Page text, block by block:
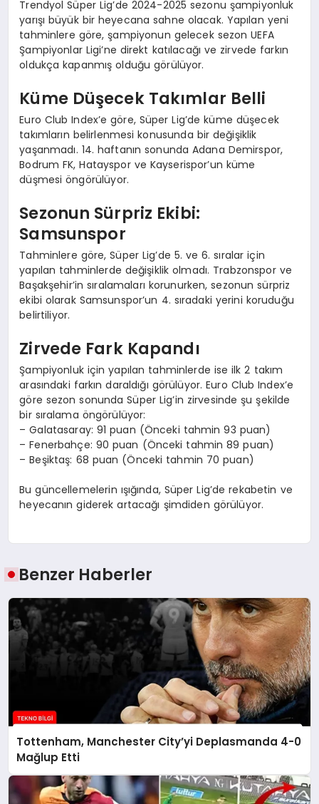
Trendyol Süper Lig’de 2024-2025 sezonu şampiyonluk
yarışı büyük bir heyecana sahne olacak. Yapılan yeni
tahminlere göre, şampiyonun gelecek sezon UEFA
Şampiyonlar Ligi’ne direkt katılacağı ve zirvede farkın
oldukça kapanmış olduğu görülüyor.
Küme Düşecek Takımlar Belli
Euro Club Index’e göre, Süper Lig’de küme düşecek
takımların belirlenmesi konusunda bir değişiklik
yaşanmadı. 14. haftanın sonunda Adana Demirspor,
Bodrum FK, Hatayspor ve Kayserispor’un küme
düşmesi öngörülüyor.
Sezonun Sürpriz Ekibi:
Samsunspor
Tahminlere göre, Süper Lig’de 5. ve 6. sıralar için
yapılan tahminlerde değişiklik olmadı. Trabzonspor ve
Başakşehir’in sıralamaları korunurken, sezonun sürpriz
ekibi olarak Samsunspor’un 4. sıradaki yerini koruduğu
belirtiliyor.
Zirvede Fark Kapandı
Şampiyonluk için yapılan tahminlerde ise ilk 2 takım
arasındaki farkın daraldığı görülüyor. Euro Club Index’e
göre sezon sonunda Süper Lig’in zirvesinde şu şekilde
bir sıralama öngörülüyor:
– Galatasaray: 91 puan (Önceki tahmin 93 puan)
– Fenerbahçe: 90 puan (Önceki tahmin 89 puan)
– Beşiktaş: 68 puan (Önceki tahmin 70 puan)
Bu güncellemelerin ışığında, Süper Lig’de rekabetin ve
heyecanın giderek artacağı şimdiden görülüyor.
Benzer Haberler
Tottenham, Manchester City’yi Deplasmanda 4-0
Mağlup Etti